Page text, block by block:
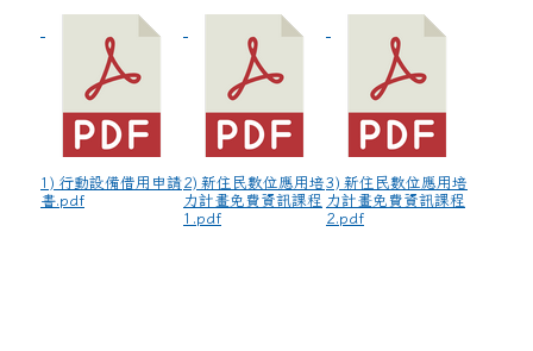
1) 行動設備借用申請
書.pdf
2) 新住民數位應用培
力計畫免費資訊課程
1.pdf
3) 新住民數位應用培
力計畫免費資訊課程
2.pdf